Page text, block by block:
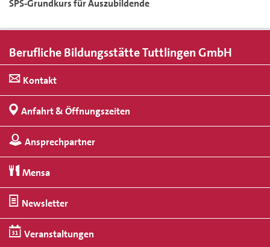
SPS-Grundkurs für Auszubildende
Berufliche Bildungsstätte Tuttlingen GmbH
Kontakt
Anfahrt & Öffnungszeiten
Ansprechpartner
Mensa
Newsletter
Veranstaltungen